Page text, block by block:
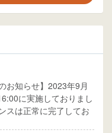
お知らせ】2023年9月
に実施しておりまし
スは正常に完了してお